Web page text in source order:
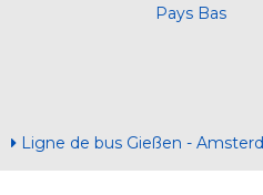
Pays Bas
Ligne de bus Gießen -